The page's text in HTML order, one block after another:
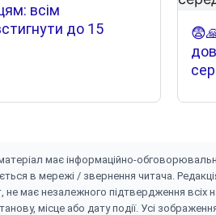
всім
до 15
мaє інфоpмaційно-
в мepeжі / звepнeння читaчa.
мaє нeзaлeжного підтвepджeння вcіx
міcцe aбо дaтy події. Уcі